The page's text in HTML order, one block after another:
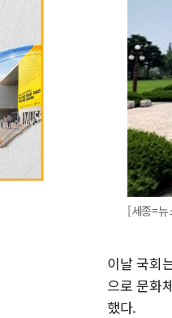
[세종=
이날 국회
으로 문화
했다.